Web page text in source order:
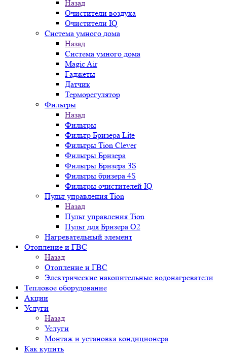
Назад
Очистители воздуха
Очистители IQ
Система умного дома
Назад
Система умного дома
Magic Air
Гаджеты
Датчик
Терморегулятор
Фильтры
Назад
Фильтры
Фильтр Бризера Lite
Фильтры Tion Clever
Фильтры Бризера
Фильтры Бризера 3S
Фильтры бризера 4S
Фильтры очистителей IQ
Пульт управления Tion
Назад
Пульт управления Tion
Пульт для Бризера O2
Нагревательный элемент
Отопление и ГВС
Назад
Отопление и ГВС
Электрические накопительные водонагреватели
Тепловое оборудование
Акции
Услуги
Назад
Услуги
Монтаж и установка кондиционера
Как купить